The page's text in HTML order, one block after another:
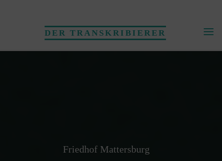
DER TRANSKRIBIERER
Friedhof Mattersburg